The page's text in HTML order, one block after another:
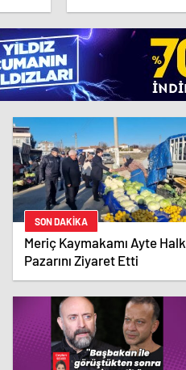
SON DAKİKA
Meriç Kaymakamı Ayte Halk
Pazarını Ziyaret Etti